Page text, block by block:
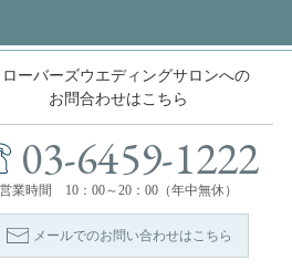
ローバーズウエディングサロンへの
お問合わせはこちら
03-6459-1222
営業時間 10：00～20：00（年中無休）
メールでのお問い合わせはこちら